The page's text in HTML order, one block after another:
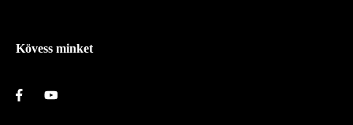
Kövess minket